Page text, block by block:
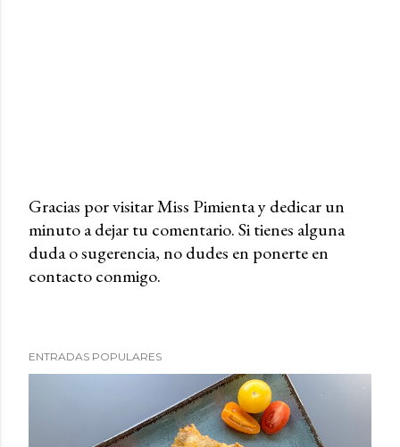
P
u
b
a
Gracias por visitar Miss Pimienta y dedicar un
minuto a dejar tu comentario. Si tienes alguna
duda o sugerencia, no dudes en ponerte en
contacto conmigo.
ENTRADAS POPULARES